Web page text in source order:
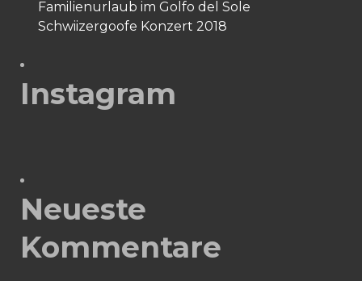
Familienurlaub im Golfo del Sole
Schwiizergoofe Konzert 2018
Instagram
Neueste
Kommentare